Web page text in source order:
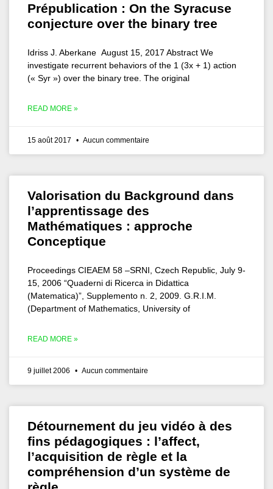
Prépublication : On the Syracuse
conjecture over the binary tree
Idriss J. Aberkane August 15, 2017 Abstract We
investigate recurrent behaviors of the 1 (3x + 1) action
(« Syr ») over the binary tree. The original
READ MORE »
15 août 2017 Aucun commentaire
Valorisation du Background dans
l’apprentissage des
Mathématiques : approche
Conceptique
Proceedings CIEAEM 58 –SRNI, Czech Republic, July 9-
15, 2006 “Quaderni di Ricerca in Didattica
(Matematica)”, Supplemento n. 2, 2009. G.R.I.M.
(Department of Mathematics, University of
READ MORE »
9 juillet 2006 Aucun commentaire
Détournement du jeu vidéo à des
fins pédagogiques : l’affect,
l’acquisition de règle et la
compréhension d’un système de